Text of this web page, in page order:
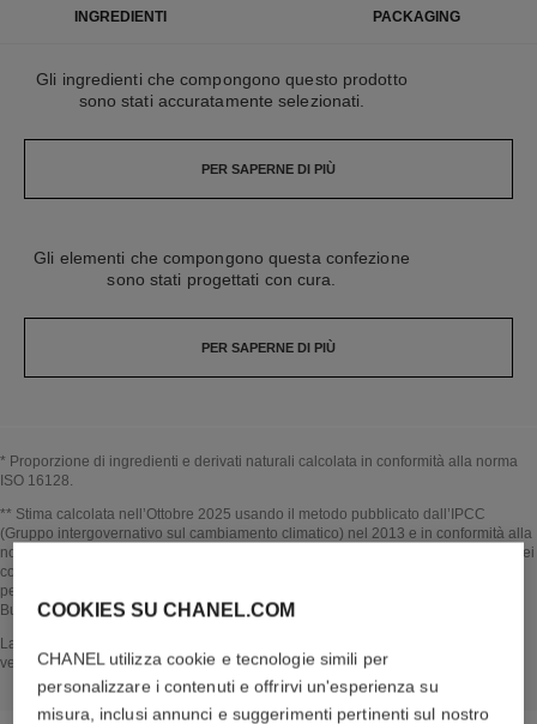
INGREDIENTI PACKAGING
Gli ingredienti che compongono questo prodotto
sono stati accuratamente selezionati.
PER SAPERNE DI PIÙ
Gli elementi che compongono questa confezione
sono stati progettati con cura.
PER SAPERNE DI PIÙ
* Proporzione di ingredienti e derivati naturali calcolata in conformità alla norma
ISO 16128.
Tornare al video↩
** Stima calcolata nell’Ottobre 2025 usando il metodo pubblicato dall’IPCC
(Gruppo intergovernativo sul cambiamento climatico) nel 2013 e in conformità alla
norma ISO 14067. Ambito di analisi: fabbricazione degli ingredienti cosmetici e dei
componenti dell'imballaggio, produzione, distribuzione, utilizzo del prodotto (se
pertinente al prodotto) e fine vita dell'imballaggio. Metodologia verificata da
Bureau Veritas.
Tornare al video↩
La sezione NEL CUORE DEL PRODOTTO si basa su informazioni raccolte e
verificate a ottobre 2025.
COOKIES SU CHANEL.COM
CHANEL utilizza cookie e tecnologie simili per
personalizzare i contenuti e offrirvi un'esperienza su
misura, inclusi annunci e suggerimenti pertinenti sul nostro